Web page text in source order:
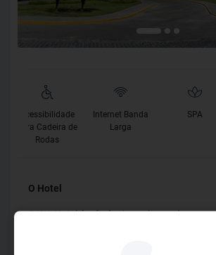
Acessibilidade
para Cadeira de
Rodas
Internet Banda
Larga
SPA
O Hotel
O WA Hotel é referência em hospedagem